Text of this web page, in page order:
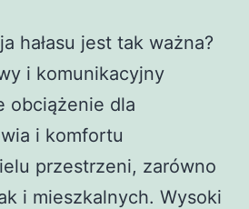
hałasu jest tak ważna?
i komunikacyjny
obciążenie dla
i komfortu
przestrzeni, zarówno
i mieszkalnych. Wysoki